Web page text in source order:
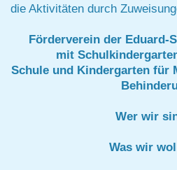
die Aktivitäten durch
Förderverein der Eduard-
mit
Schule und Kindergarten für
Wer wir
Was wir